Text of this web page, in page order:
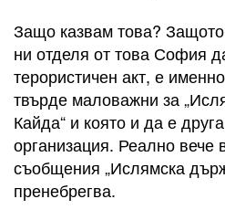
Защо казвам това?
ни отделя от това София
терористичен акт, е
твърде маловажни за
Кайда“ и която и да е
организация. Реално вече
съобщения „Ислямска
пренебрегва.